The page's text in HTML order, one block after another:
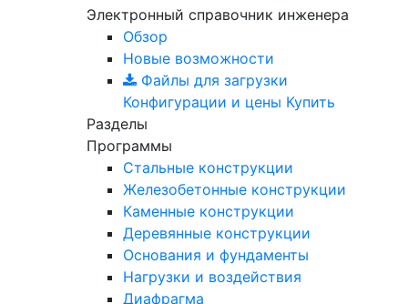
Электронный справочник инженера
Обзор
Новые возможности
Файлы для загрузки
Конфигурации и цены Купить
Разделы
Программы
Стальные конструкции
Железобетонные конструкции
Каменные конструкции
Деревянные конструкции
Основания и фундаменты
Нагрузки и воздействия
Диафрагма